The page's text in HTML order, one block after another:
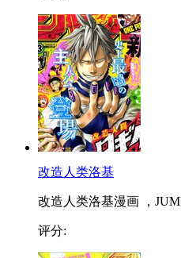
改造人类洛基
改造人类洛基漫画 ，
评分: